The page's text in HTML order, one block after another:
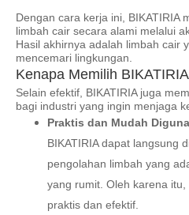
Dengan cara kerja ini, BIKATIRIA
limbah cair secara alami melalui
Hasil akhirnya adalah limbah cair
mencemari lingkungan.
Kenapa Memilih
Selain efektif, BIKATIRIA juga
bagi industri yang ingin menjaga
Praktis dan Mudah
BIKATIRIA dapat langsung
pengolahan limbah yang
yang rumit. Oleh karena
praktis dan efektif.